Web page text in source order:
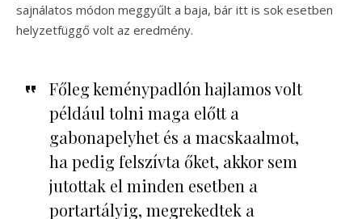
sajnálatos módon meggyűlt a baja, bár itt is sok esetben
helyzetfüggő volt az eredmény.
Főleg keménypadlón hajlamos volt
például tolni maga előtt a
gabonapelyhet és a macskaalmot,
ha pedig felszívta őket, akkor sem
jutottak el minden esetben a
portartályig, megrekedtek a